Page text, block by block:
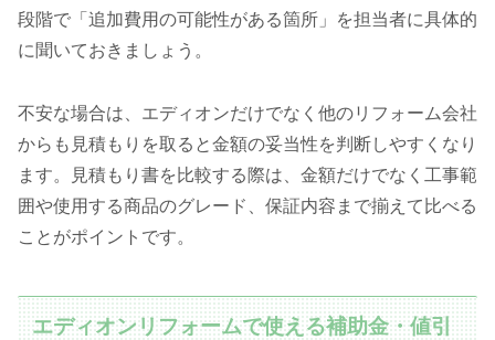
段階で「追加費用の可能性がある箇所」を担当者に具体的
に聞いておきましょう。
不安な場合は、エディオンだけでなく他のリフォーム会社
からも見積もりを取ると金額の妥当性を判断しやすくなり
ます。見積もり書を比較する際は、金額だけでなく工事範
囲や使用する商品のグレード、保証内容まで揃えて比べる
ことがポイントです。
エディオンリフォームで使える補助金・値引